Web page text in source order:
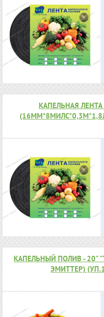
КАПЕЛЬНАЯ ЛЕНТА
КАПЕЛЬНЫЙ ПОЛИВ - 20"
ЭМИТТЕР)